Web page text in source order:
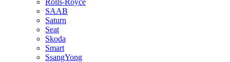
Rolls-Royce
SAAB
Saturn
Seat
Skoda
Smart
SsangYong